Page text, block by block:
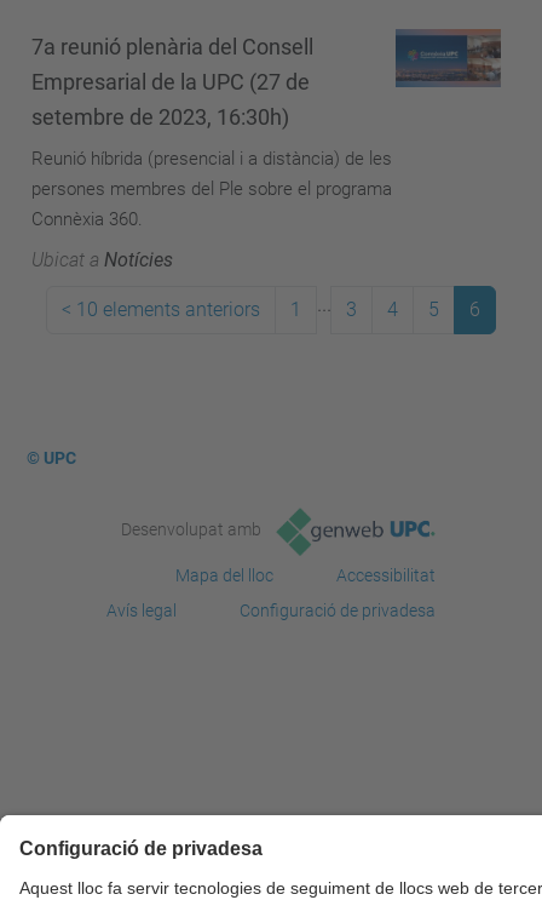
7a reunió plenària del Consell
Empresarial de la UPC (27 de
setembre de 2023, 16:30h)
Reunió híbrida (presencial i a distància) de les
persones membres del Ple sobre el programa
Connèxia 360.
Ubicat a Notícies
< 10 elements anteriors 1 3 4 5 6
© UPC
Desenvolupat amb
Mapa del lloc
Accessibilitat
Avís legal
Configuració de privadesa